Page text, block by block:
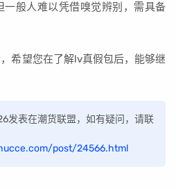
一般人难以凭借嗅觉辨别，需具备
希望您在了解lv真假包后，能够继
发表在潮货联盟，如有疑问，请联
post/24566.html